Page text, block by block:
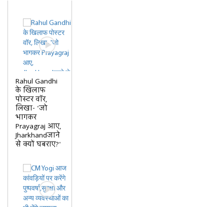
Rahul Gandhi
के खिलाफ
पोस्टर वॉर,
लिखा- 'जो
भागकर
Prayagraj आए,
Jharkhandजाने
से क्यों घबराए?'